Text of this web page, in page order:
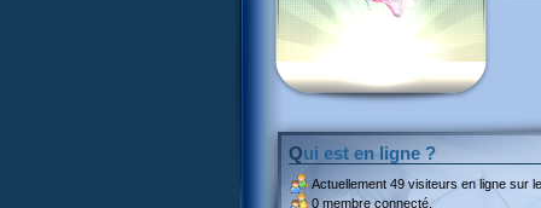
Qui est en ligne ?
Actuellement 49 visiteurs en ligne sur
0 membre connecté.